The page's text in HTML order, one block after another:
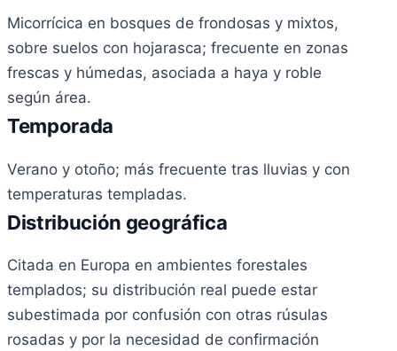
Micorrícica en bosques de frondosas y mixtos,
sobre suelos con hojarasca; frecuente en zonas
frescas y húmedas, asociada a haya y roble
según área.
Temporada
Verano y otoño; más frecuente tras lluvias y con
temperaturas templadas.
Distribución geográfica
Citada en Europa en ambientes forestales
templados; su distribución real puede estar
subestimada por confusión con otras rúsulas
rosadas y por la necesidad de confirmación